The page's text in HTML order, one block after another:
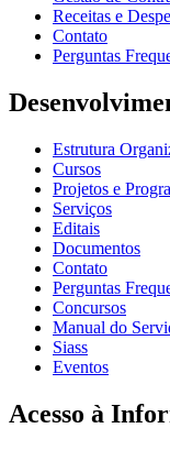
Receitas e
Contato
Perguntas
Estrutura
Cursos
Projetos e
Serviços
Editais
Documentos
Contato
Perguntas
Concursos
Manual do
Siass
Eventos
Acesso à